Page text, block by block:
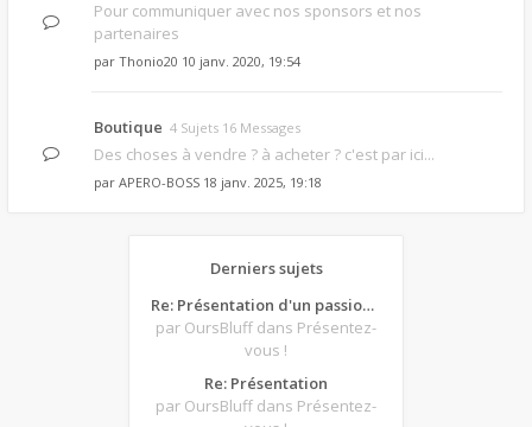
Pour communiquer avec nos sponsors et nos
partenaires
par Thonio20 10 janv. 2020, 19:54
Boutique 4 Sujets 16 Messages
Des choses à vendre ? à acheter ? c'est par ici...
par APERO-BOSS 18 janv. 2025, 19:18
Derniers sujets
Re: Présentation d'un passionné de poker
par OursBluff dans Présentez-
vous !
Re: Présentation
par OursBluff dans Présentez-